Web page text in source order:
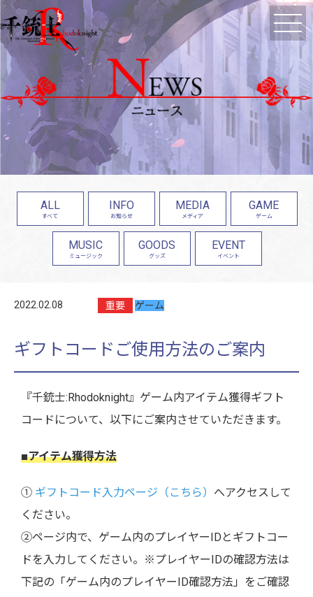
ALL
すべて
INFO
お知らせ
MEDIA
メディア
GAME
ゲーム
MUSIC
ミュージック
GOODS
グッズ
EVENT
イベント
2022.02.08 重要 ゲーム
ギフトコードご使用方法のご案内
『千銃士:Rhodoknight』ゲーム内アイテム獲得ギフト
コードについて、以下にご案内させていただきます。
■アイテム獲得方法
① ギフトコード入力ページ（こちら） へアクセスして
ください。
②ページ内で、ゲーム内のプレイヤーIDとギフトコー
ドを入力してください。※プレイヤーIDの確認方法は
下記の「ゲーム内のプレイヤーID確認方法」をご確認